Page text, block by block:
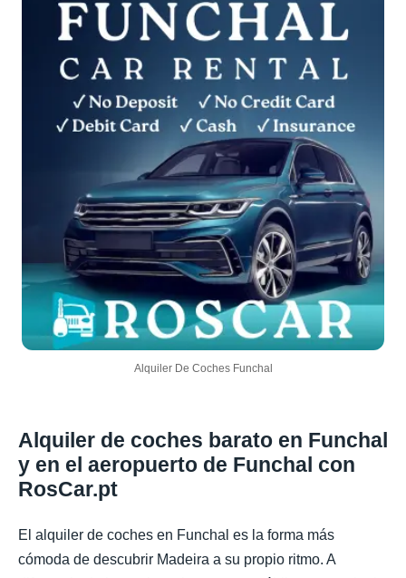
Alquiler De Coches Funchal
Alquiler de coches barato en Funchal
y en el aeropuerto de Funchal con
RosCar.pt
El alquiler de coches en Funchal es la forma más
cómoda de descubrir Madeira a su propio ritmo. A